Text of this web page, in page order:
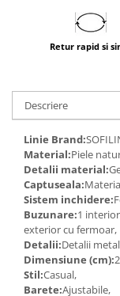
Retur rapid si
Descriere
Linie Brand:
Material:Piele
Detalii material:
Captuseala:
Sistem inchidere:
Buzunare:1
exterior cu fermoar,
Detalii:Detalii
Dimensiune (cm):
Stil:Casual,
Barete:Ajustabile,